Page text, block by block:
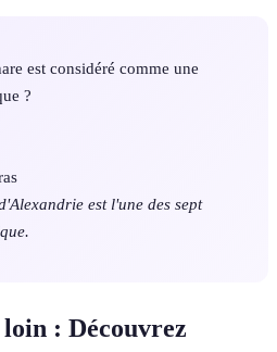
est considéré comme une
?
est l'une des sept
: Découvrez